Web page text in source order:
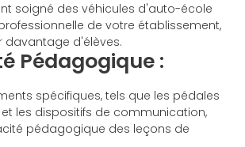
soigné des véhicules d'auto-école
de votre établissement,
davantage d'élèves.
Pédagogique :
spécifiques, tels que les pédales
les dispositifs de communication,
pédagogique des leçons de